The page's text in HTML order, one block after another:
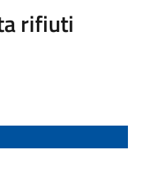
rifiuti